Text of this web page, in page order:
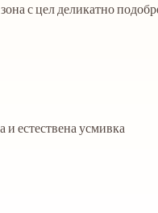
с цел деликатно
естествена усмивка